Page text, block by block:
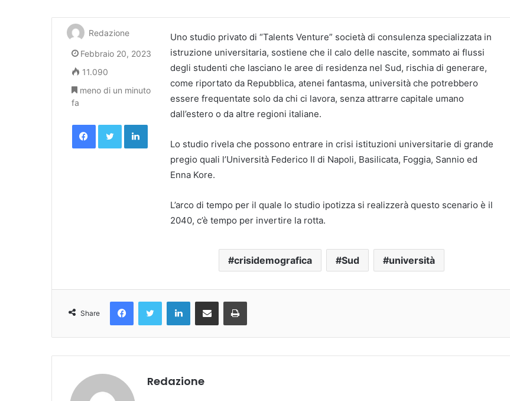
Uno studio privato di “Talents Venture” società di consulenza specializzata in
istruzione universitaria, sostiene che il calo delle nascite, sommato ai flussi
degli studenti che lasciano le aree di residenza nel Sud, rischia di generare,
come riportato da Repubblica, atenei fantasma, università che potrebbero
essere frequentate solo da chi ci lavora, senza attrarre capitale umano
dall’estero o da altre regioni italiane.
Lo studio rivela che possono entrare in crisi istituzioni universitarie di grande
pregio quali l’Università Federico II di Napoli, Basilicata, Foggia, Sannio ed
Enna Kore.
L’arco di tempo per il quale lo studio ipotizza si realizzerà questo scenario è il
2040, c’è tempo per invertire la rotta.
crisidemografica Sud università
Redazione
Febbraio 20, 2023
11.090
meno di un minuto
fa
Facebook Twitter LinkedIn
Share
Redazione